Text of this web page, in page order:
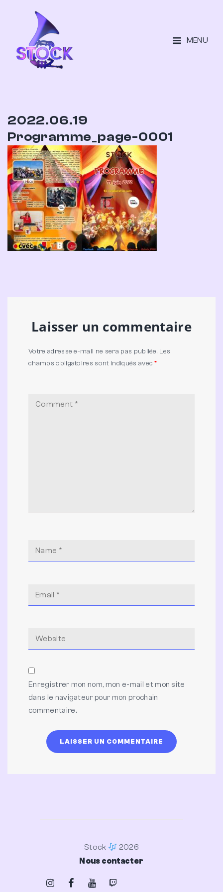
MENU
2022.06.19
Programme_page-0001
Laisser un commentaire
Votre adresse e-mail ne sera pas publiée. Les
champs obligatoires sont indiqués avec*
Enregistrer mon nom, mon e-mail et mon site
dans le navigateur pour mon prochain
commentaire.
Stock
2026
Nous contacter
InstagramFacebookYoutubeTwitch